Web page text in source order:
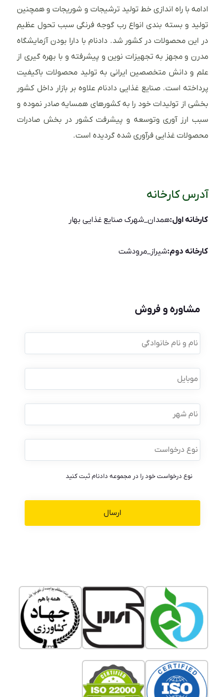
ادامه با راه اندازی خط تولید ترشیجات و شوریجات و همچنین
تولید و بسته بندی انواع رب گوجه فرنگی سبب تحول عظیم
در این محصولات در کشور شد. دادنام با دارا بودن آزمایشگاه
مدرن و مجهز به تجهیزات نوین و پیشرفته و با بهره گیری از
علم و دانش متخصصین ایرانی به تولید محصولات باکیفیت
پرداخته است. صنایع غذایی دادنام علاوه بر بازار داخل کشور
بخشی از تولیدات خود را به کشورهای همسایه صادر نموده و
سبب ارز آوری وتوسعه و پیشرفت کشور در بخش صادرات
محصولات غذایی فرآوری شده گردیده است.
آدرس کارخانه
کارخانه اول:همدان_شهرک صنایع غذایی بهار
کارخانه دوم:شیراز_مرودشت
مشاوره و فروش
نام
و
نام
موبایل *
نام
شهر
نوع
درخواست *
نوع درخواست خود را در مجموعه دادنام ثبت کنید